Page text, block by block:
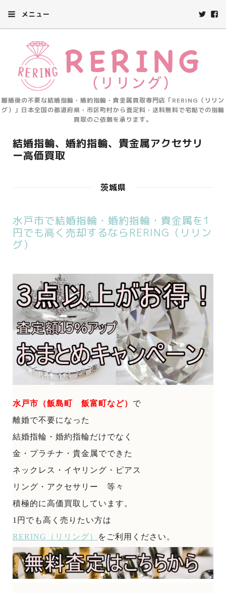
メニュー
離婚後の不要な結婚指輪・婚約指輪・貴金属買取専門店「RERING（リリン
グ）」日本全国の都道府県・市区町村から査定料・送料無料で宅配での指輪
買取のご依頼を承ります。
結婚指輪、婚約指輪、貴金属アクセサリ
ー高価買取
茨城県
水戸市で結婚指輪・婚約指輪・貴金属を1
円でも高く売却するならRERING（リリン
グ）
水戸市（飯島町 飯富町など） で
離婚で不要になった
結婚指輪・婚約指輪だけでなく
金・プラチナ・貴金属でできた
ネックレス・イヤリング・ピアス
リング・アクセサリー 等々
積極的に高価買取しています。
1円でも高く売りたい方は
RERING（リリング）
をご利用ください。